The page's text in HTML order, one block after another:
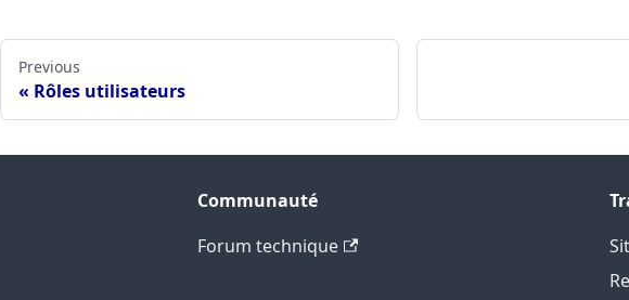
Previous
Rôles utilisateurs
Communauté
Forum technique